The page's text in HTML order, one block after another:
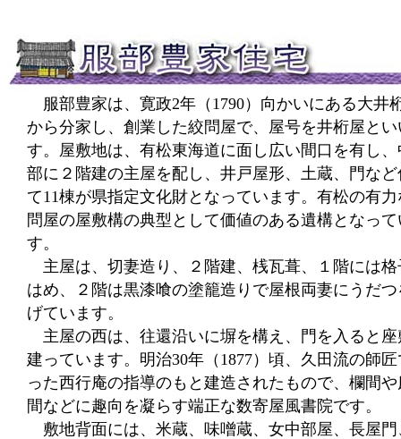
服部豊家は、寛政2年（1790）向かいにある大井
から分家し、創業した絞問屋で、屋号を井桁屋とい
す。屋敷地は、有松東海道に面し広い間口を有し、
部に２階建の主屋を配し、井戸屋形、土蔵、門など
て11棟が県指定文化財となっています。有松の有
問屋の屋敷構の典型として価値のある遺構となっ
す。
主屋は、切妻造り、２階建、桟瓦葺、１階には格
はめ、２階は黒漆喰の塗籠造りで屋根両妻にうだつ
げています。
主屋の西は、往還沿いに塀を構え、門を入ると座
建っています。明治30年（1877）頃、久田流の師
った西行庵の指導のもと建造されたもので、欄間
間などに趣向を凝らす端正な数寄屋風書院です。
敷地背面には、米蔵、味噌蔵、女中部屋、長屋門